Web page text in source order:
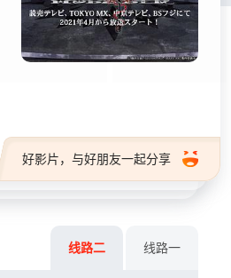
好影片，与好朋友一起分享
线路二 线路一